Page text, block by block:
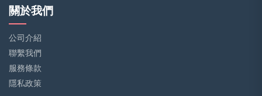
關於我們
公司介紹
聯繫我們
服務條款
隱私政策